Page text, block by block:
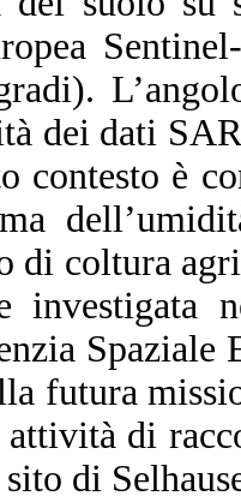
dei dati
contesto è
di coltura
investigata
Spaziale
futura
di
di